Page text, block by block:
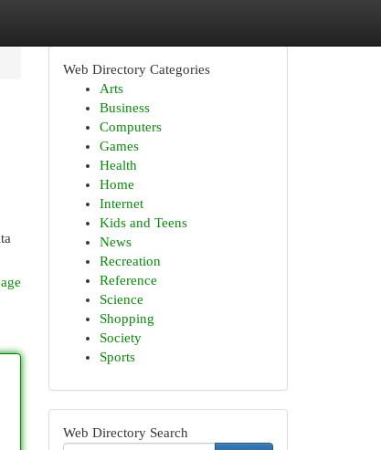
Web Directory Categories
Arts
Business
Computers
Games
Health
Home
Internet
Kids and Teens
News
Recreation
Reference
Science
Shopping
Society
Sports
Web Directory Search